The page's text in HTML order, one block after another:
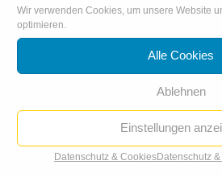
Wir verwenden Cookies, um unsere Website
optimieren.
Alle Cookies
Ablehnen
Einstellungen
Datenschutz & CookiesDatenschutz